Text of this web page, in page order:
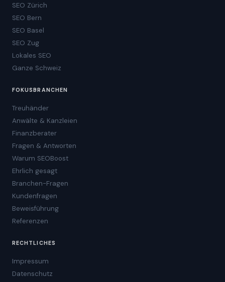
SEO Zürich
SEO Bern
SEO Basel
SEO Zug
Lokales SEO
Ganze Schweiz
FOKUSBRANCHEN
Treuhänder
Anwälte & Kanzleien
Finanzberater
Fragen & Antworten
Warum SEOBoost
Ehrlich gesagt
Branchen-Fragen
Kundenfragen
Beweisführung
Referenzen
RECHTLICHES
Impressum
Datenschutz